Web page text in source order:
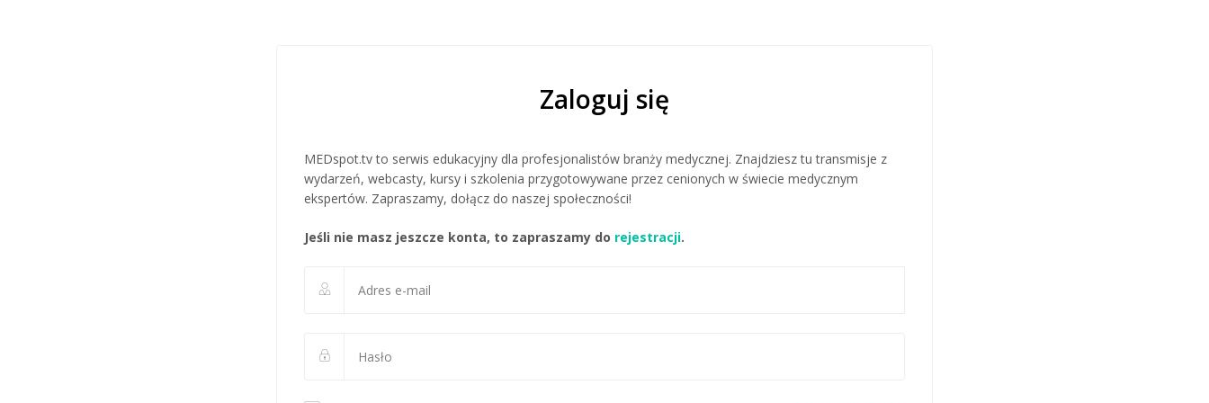
Zaloguj się
MEDspot.tv to serwis edukacyjny dla profesjonalistów branży medycznej. Znajdziesz tu transmisje z
wydarzeń, webcasty, kursy i szkolenia przygotowywane przez cenionych w świecie medycznym
ekspertów. Zapraszamy, dołącz do naszej społeczności!
Jeśli nie masz jeszcze konta, to zapraszamy do rejestracji.